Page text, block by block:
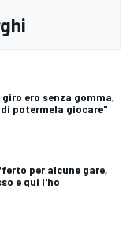
giro ero senza gomma,
potermela giocare"
per alcune gare,
e qui l'ho